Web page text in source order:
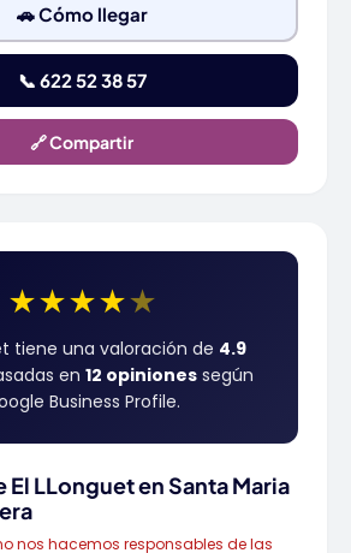
🚗 Cómo llegar
📞 622 52 38 57
🔗 Compartir
★★★★★
tiene una valoración de 4.9
en 12 opiniones según
Business Profile.
LLonguet en Santa Maria
nos hacemos responsables de las